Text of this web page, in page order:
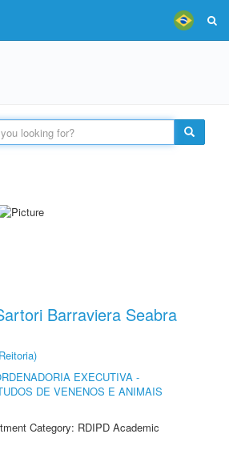
Barraviera Seabra
EXECUTIVA -
DE VENENOS E ANIMAIS
Category: RDIPD Academic